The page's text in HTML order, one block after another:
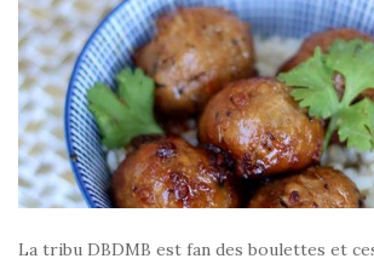
La tribu DBDMB est fan des boulettes et